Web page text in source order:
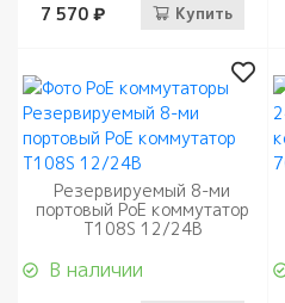
7 570 ₽ Купить
Резервируемый 8-ми
портовый PoE коммутатор
T108S 12/24В
В наличии